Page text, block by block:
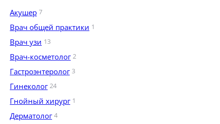
Акушер 7
Врач общей практики 1
Врач узи 13
Врач-косметолог 2
Гастроэнтеролог 3
Гинеколог 24
Гнойный хирург 1
Дерматолог 4